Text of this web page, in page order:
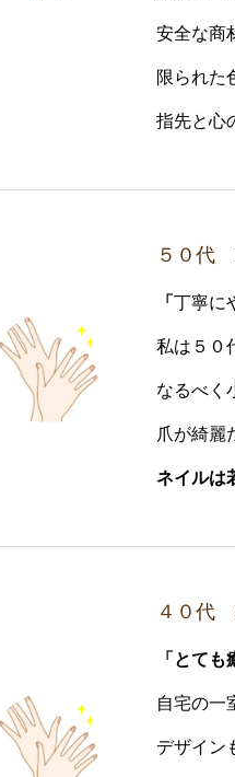
安全な商
限られた
指先と心
５０代
「 丁寧に
私は５０
なるべく
爪が綺麗
ネイルは
４０代
「とて
自宅の一
デザイン